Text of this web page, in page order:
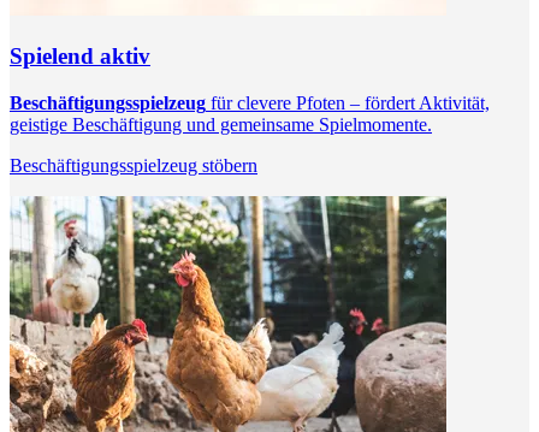
Spielend aktiv
Beschäftigungsspielzeug für clevere Pfoten – fördert Aktivität,
geistige Beschäftigung und gemeinsame Spielmomente.
Beschäftigungsspielzeug stöbern